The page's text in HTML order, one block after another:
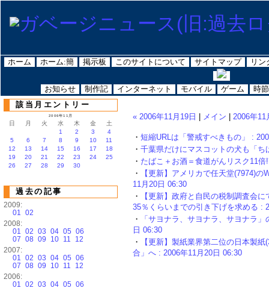
ホーム ホーム:簡 掲示板 このサイトについて サイトマップ リン
お知らせ 制作記 インターネット モバイル ゲーム 時節
« 2006年11月19日 メイン 2006年11
・ 短縮URLは「警戒すべきもの」 :
・ 千葉県だけにマスコットの犬も「
・ たばこ＋お酒＝食道がんリスク11
・
【更新】アメリカで任天堂(7974)
11月20日 06:30
・
【更新】政府と自民の税制調査会
35％くらいまでの引き下げを求める :
・
「サヨナラ、サヨナラ、サヨナラ
日 06:30
・
【更新】製紙業界第二位の日本製
合」へ : 2006年11月20日 06:30
該当月エントリー
2006年11月
日 月 火 水 木 金
土
1
2 3
4
5
6 7 8 9 10
11
12
13 14 15 16 17
18
19
20 21 22 23 24
25
26
27 28 29 30
過去の記事
2009:
01 02
2008:
01 02 03 04 05 06
07 08 09 10 11
12
2007:
01 02 03 04 05 06
07 08 09 10 11
12
2006:
01 02 03 04 05 06